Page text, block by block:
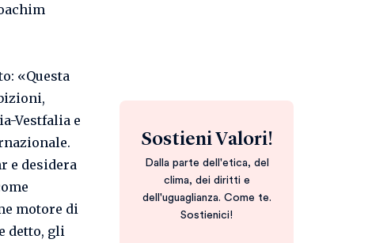
«Questa
Vestfalia e
e desidera
motore di
detto, gli
Sostieni Valori!
Dalla parte dell'etica, del
clima, dei diritti e
dell'uguaglianza. Come te.
Sostienici!